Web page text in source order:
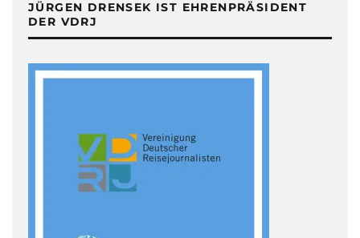
JÜRGEN DRENSEK IST EHRENPRÄSIDENT
DER VDRJ